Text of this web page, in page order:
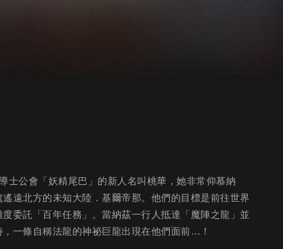
士公會「妖精尾巴」的新人名叫桃華，她非常仰慕納
遠北方的未知大陸．基爾帝那。他們的目標是前往世界
委託「百年任務」。當納茲一行人抵達「魔陣之龍」並
一條自稱法龍的神祕巨龍出現在他們面前…！